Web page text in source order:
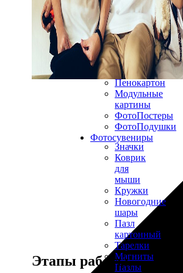
30х40
20х45
30х60
30х90
40х40
40х60
50х70
Пенокартон
Модульные
картины
ФотоПостеры
ФотоПодушки
Фотоcувениры
Значки
Коврик
для
мыши
Кружки
Новогодние
шары
Пазл
картонный
Тарелки
Магниты
Пазлы
Этапы работы